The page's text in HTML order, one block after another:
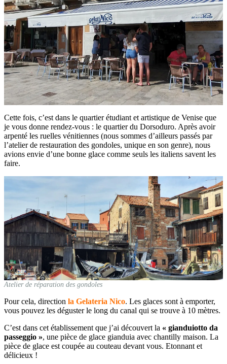
Cette fois, c’est dans le quartier étudiant et artistique de Venise que
je vous donne rendez-vous : le quartier du Dorsoduro. Après avoir
arpenté les ruelles vénitiennes (nous sommes d’ailleurs passés par
l’atelier de restauration des gondoles, unique en son genre), nous
avions envie d’une bonne glace comme seuls les italiens savent les
faire.
Atelier de réparation des gondoles
Pour cela, direction la Gelateria Nico. Les glaces sont à emporter,
vous pouvez les déguster le long du canal qui se trouve à 10 mètres.
C’est dans cet établissement que j’ai découvert la « gianduiotto da
passeggio », une pièce de glace gianduia avec chantilly maison. La
pièce de glace est coupée au couteau devant vous. Etonnant et
délicieux !